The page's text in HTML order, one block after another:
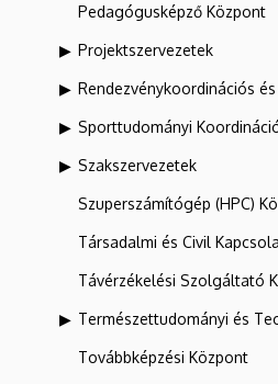
Pedagógusképző Központ
Projektszervezetek
Rendezvénykoordinációs
Sporttudományi
Szakszervezetek
Szuperszámítógép (HPC)
Társadalmi és Civil
Távérzékelési Szolgáltató
Természettudományi és
Továbbképzési Központ